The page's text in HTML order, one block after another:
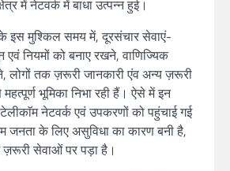
में नेटवर्क में बाधा उत्पन्न हुई।
के इस मुश्किल समय में, दूरसंचार सेवाएं-
नियमों को बनाए रखने, वाणिज्यिक
लोगों तक ज़रूरी जानकारी एंव अन्य ज़रूरी
भूमिका निभा रही हैं। ऐसे में इन
टेलीकाॅम नेटवर्क एवं उपकरणों को पहुंचाई गई
जनता के लिए असुविधा का कारण बनी है,
सेवाओं पर पड़ा है।